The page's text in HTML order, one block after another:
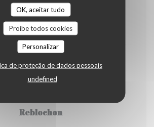
OK, aceitar tudo
Proíbe todos cookies
Personalizar
de proteção de dados pessoais
undefined
Chèvre
6,00 EUR
Brie de Meaux
6,00 EUR
Reblochon